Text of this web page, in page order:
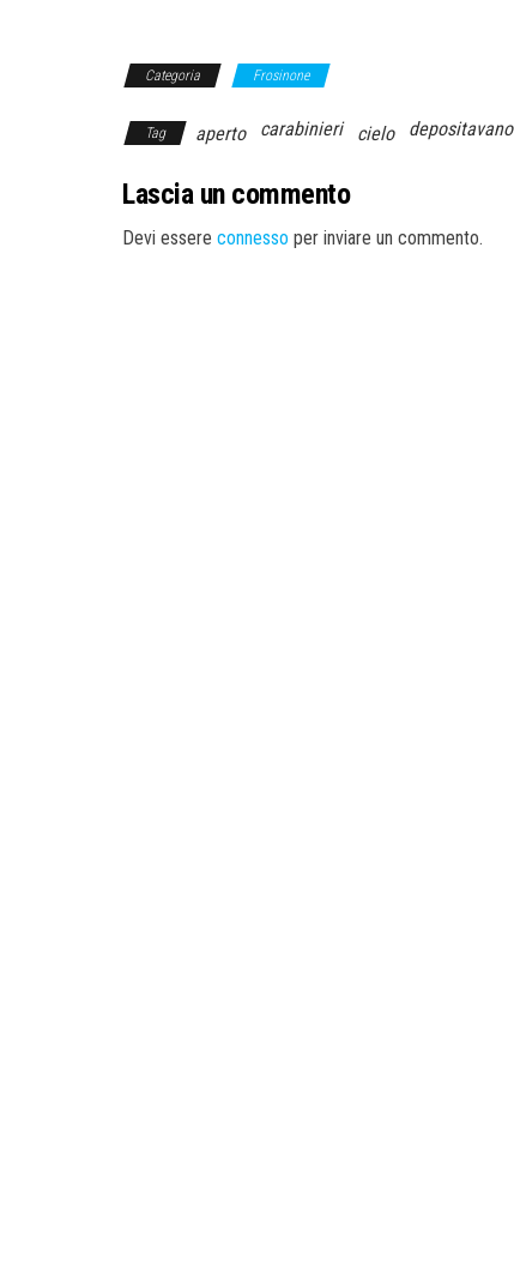
Categoria Frosinone
Tag aperto carabinieri cielo depositavano
Lascia un commento
Devi essere connesso per inviare un commento.